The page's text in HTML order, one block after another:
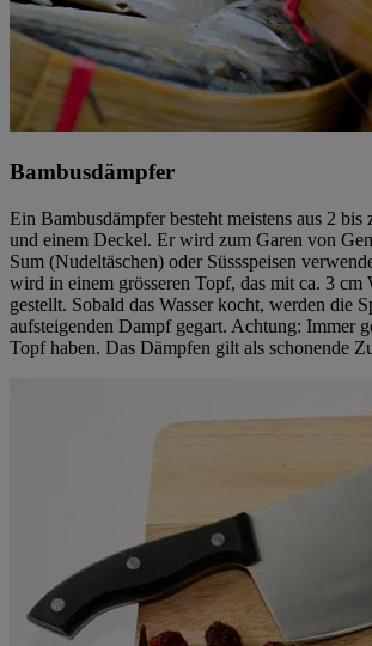
Bambusdämpfer
Ein Bambusdämpfer besteht meistens aus 2 bis
und einem Deckel. Er wird zum Garen von
Sum (Nudeltäschen) oder Süssspeisen
wird in einem grösseren Topf, das mit ca. 3 cm
gestellt. Sobald das Wasser kocht, werden die
aufsteigenden Dampf gegart. Achtung: Immer
Topf haben. Das Dämpfen gilt als schonende